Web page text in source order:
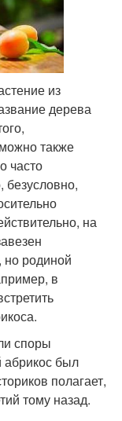
из
дерева
также
часто
безусловно,
на
родиной
в
споры
абрикос был
полагает,
тому назад.